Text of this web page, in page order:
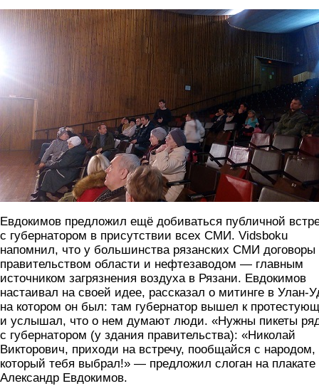
img_20191109_151815.jpg
Евдокимов предложил ещё добиваться публичной
с губернатором в присутствии всех СМИ. Vidsboku
напомнил, что у большинства рязанских СМИ договоры
правительством области и нефтезаводом — главным
источником загрязнения воздуха в Рязани. Евдокимов
настаивал на своей идее, рассказал о митинге в Улан-
на котором он был: там губернатор вышел к
и услышал, что о нем думают люди. «Нужны пикеты
с губернатором (у здания правительства): «Николай
Викторович, приходи на встречу, пообщайся с народом,
который тебя выбрал!» — предложил слоган на плакате
Александр Евдокимов.